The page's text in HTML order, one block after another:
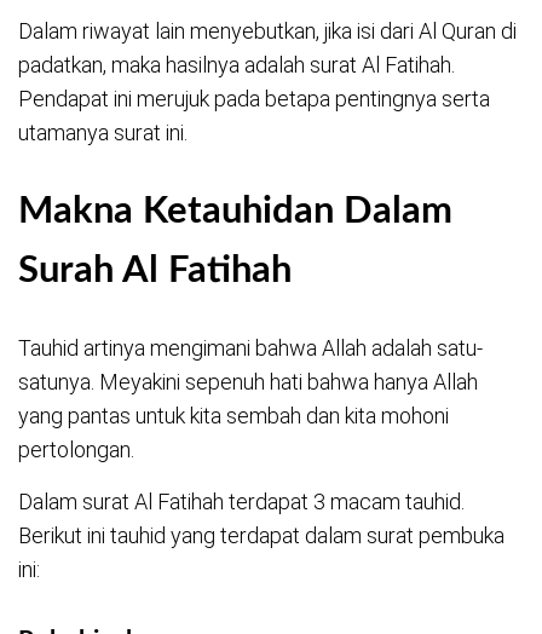
Dalam riwayat lain menyebutkan, jika isi dari Al Quran di
padatkan, maka hasilnya adalah surat Al Fatihah.
Pendapat ini merujuk pada betapa pentingnya serta
utamanya surat ini.
Makna Ketauhidan Dalam
Surah Al Fatihah
Tauhid artinya mengimani bahwa Allah adalah satu-
satunya. Meyakini sepenuh hati bahwa hanya Allah
yang pantas untuk kita sembah dan kita mohoni
pertolongan.
Dalam surat Al Fatihah terdapat 3 macam tauhid.
Berikut ini tauhid yang terdapat dalam surat pembuka
ini: